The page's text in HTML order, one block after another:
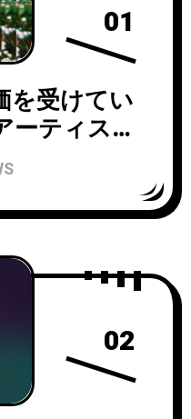
01
を受けてい
ーティスト
ニューシン
リリース！
02